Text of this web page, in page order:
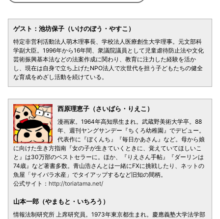
ゲスト：池坊保子（いけのぼう・やすこ）
特定非営利活動法人萌木理事長、学校法人医療創生大学理事。元文部科
学副大臣。1996年から16年間、衆議院議員として児童虐待防止法や文化
芸術振興基本法などの法案作成に関わり、教育に注力した経験を活か
し、現在は自身で立ち上げたNPO法人で次世代を担う子どもたちの健全
な育成をめざし活動を続けている。
西原理恵子（さいばら・りえこ）
漫画家。1964年高知県生まれ。武蔵野美術大学卒。88
年、週刊ヤングサンデー『ちくろ幼稚園』でデビュー。
代表作に『ぼくんち』『毎日かあさん』など。母から娘
に向けた生き方指南『女の子が生きていくときに、覚えていてほしいこ
と』は30万部のベストセラーに。ほか、『りえさん手帖』『ダーリンは
74歳』など著書多数。青山浩さんとは一緒にFXに挑戦したり、ネットの
魚屋「サイバラ水産」でタイアップするなど旧知の間柄。
公式サイト： http://toriatama.net/
山本一郎（やまもと・いちろう）
情報法制研究所 上席研究員。1973年東京都生まれ。慶應義塾大学法学部